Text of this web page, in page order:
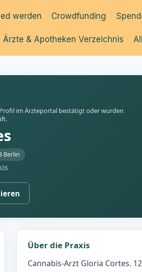
werden Crowdfunding
Ärzte & Apotheken Verzeichnis
im Ärzteportal bestätigt oder wurden
Berlin
Über die Praxis
Cannabis-Arzt Gloria Cortes.